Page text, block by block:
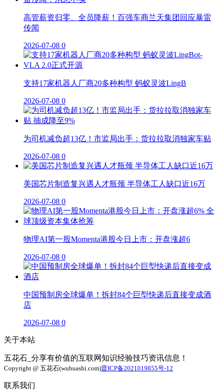
高管薪资归零、全员降薪！百强车商兰天集团回应暴雷
传闻
2026-07-08 0
支持17家机器人厂商20多种构型 蚂蚁灵波LingB
2026-07-08 0
为司机减负超13亿！市监局出手：货拉拉取消独家车贴
2026-07-08 0
美国芯片制造复兴遇人才瓶颈 半导体工人缺口近16万
2026-07-08 0
物理AI第一股Momenta港股今日上市：开盘涨超6
2026-07-08 0
中国预制房全球爆单！拆封84个巨型快递后直接变成酒
店
2026-07-08 0
关于本站
五花石_分享有价值的互联网知识经验技巧资讯信息！
Copyright @ 五花石(wuhuashi.com)晋ICP备2021019855号-12
联系我们